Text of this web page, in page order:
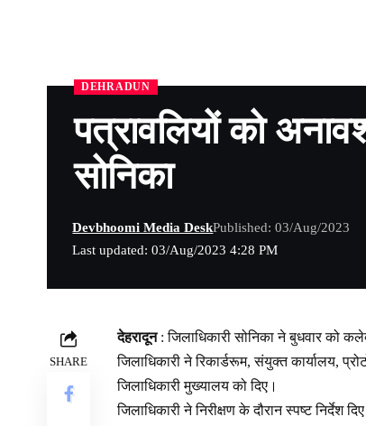
DEHRADUN
पत्रावलियों को
सोनिका
Last updated: 03/Aug/2023 4:28 PM
Devbhoomi Media DeskPublished: 03/Aug/2023
SHARE
देहरादून: जिलाधिकारी सोनिका ने बुधवार को
जिलाधिकारी ने रिकार्डरूम, संयुक्त कार्यालय,
जिलाधिकारी मुख्यालय को दिए।
जिलाधिकारी ने निरीक्षण के दौरान स्पष्ट